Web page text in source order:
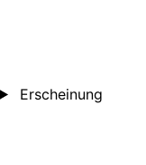
Erscheinung